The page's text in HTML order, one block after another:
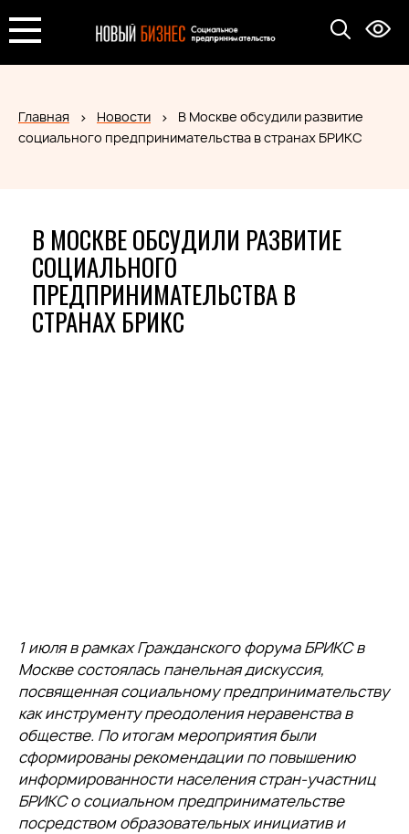
Главная Новости
В Москве обсудили развитие
социального предпринимательства в странах БРИКС
В МОСКВЕ ОБСУДИЛИ РАЗВИТИЕ
СОЦИАЛЬНОГО
ПРЕДПРИНИМАТЕЛЬСТВА В
СТРАНАХ БРИКС
1 июля в рамках Гражданского форума БРИКС в
Москве состоялась панельная дискуссия,
посвященная социальному предпринимательству
как инструменту преодоления неравенства в
обществе. По итогам мероприятия были
сформированы рекомендации по повышению
информированности населения стран-участниц
БРИКС о социальном предпринимательстве
посредством образовательных инициатив и